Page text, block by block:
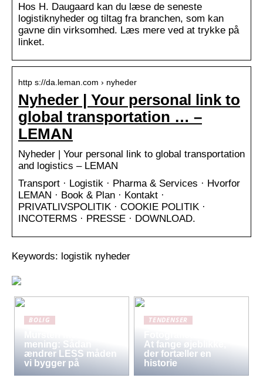
Hos H. Daugaard kan du læse de seneste
logistiknyheder og tiltag fra branchen, som kan
gavne din virksomhed. Læs mere ved at trykke på
linket.
http s://da.leman.com › nyheder
Nyheder | Your personal link to
global transportation … –
LEMAN
Nyheder | Your personal link to global transportation
and logistics – LEMAN
Transport · Logistik · Pharma & Services · Hvorfor
LEMAN · Book & Plan · Kontakt ·
PRIVATLIVSPOLITIK · COOKIE POLITIK ·
INCOTERMS · PRESSE · DOWNLOAD.
Keywords: logistik nyheder
BOLIG
mening: Sådan
ændrer LESS måden
vi bygger på
TENDENSER
At fange øjeblikke,
der fortæller en
historie